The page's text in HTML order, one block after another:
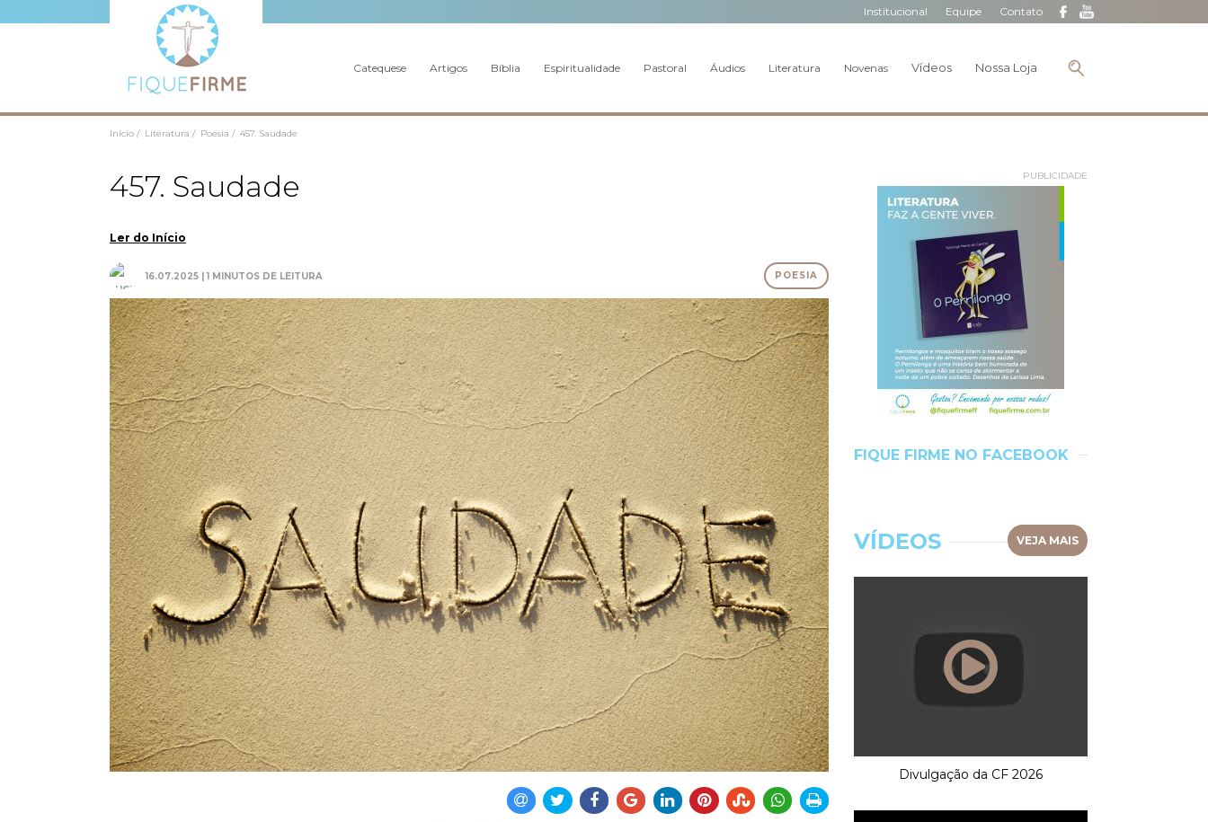
Institucional Equipe Contato
Catequese Artigos Bíblia Espiritualidade Pastoral Áudios Literatura Novenas Vídeos Nossa Loja
Início / Literatura / Poesia / 457. Saudade
457. Saudade
Ler do Início
16.07.2025 | 1 MINUTOS DE LEITURA POESIA
PUBLICIDADE
FIQUE FIRME NO FACEBOOK
VÍDEOS VEJA MAIS
Divulgação da CF 2026